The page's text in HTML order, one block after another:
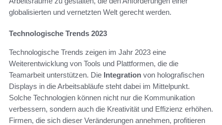
globalisierten und vernetzten Welt gerecht werden.
Technologische Trends 2023
Technologische Trends zeigen im Jahr 2023 eine
Weiterentwicklung von Tools und Plattformen, die die
Teamarbeit unterstützen. Die Integration von holografischen
Displays in die Arbeitsabläufe steht dabei im Mittelpunkt.
Solche Technologien können nicht nur die Kommunikation
verbessern, sondern auch die Kreativität und Effizienz erhöhen.
Firmen, die sich dieser Veränderungen annehmen, profitieren